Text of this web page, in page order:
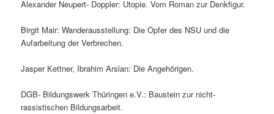
Alexander Neupert- Doppler: Utopie. Vom Roman zur Denkfigur.
Birgit Mair: Wanderausstellung: Die Opfer des NSU und die
Aufarbeitung der Verbrechen.
Jasper Kettner, Ibrahim Arslan: Die Angehörigen.
DGB- Bildungswerk Thüringen e.V.: Baustein zur nicht-
rassistischen Bildungsarbeit.